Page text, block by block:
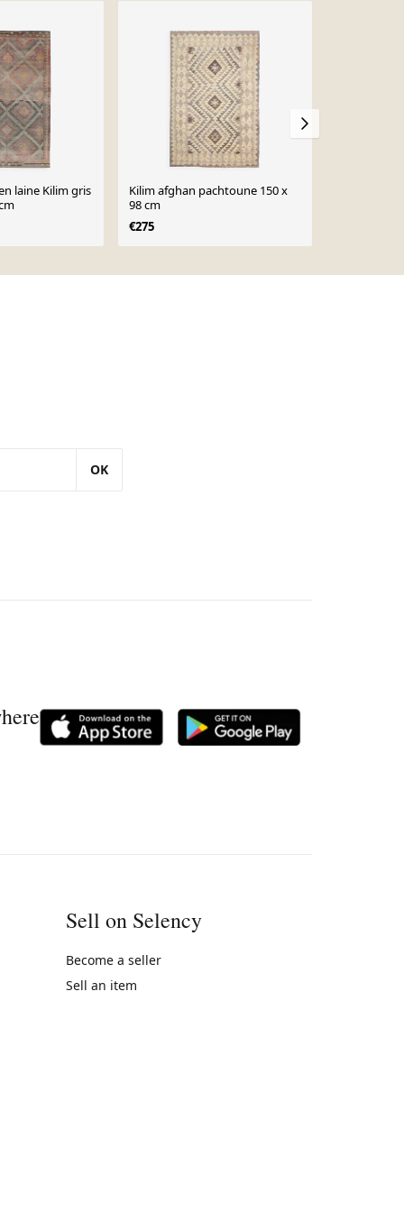
laine Kilim gris
Kilim afghan pachtoune 150 x
98 cm
€275
OK
Sell on Selency
Become a seller
Sell an item